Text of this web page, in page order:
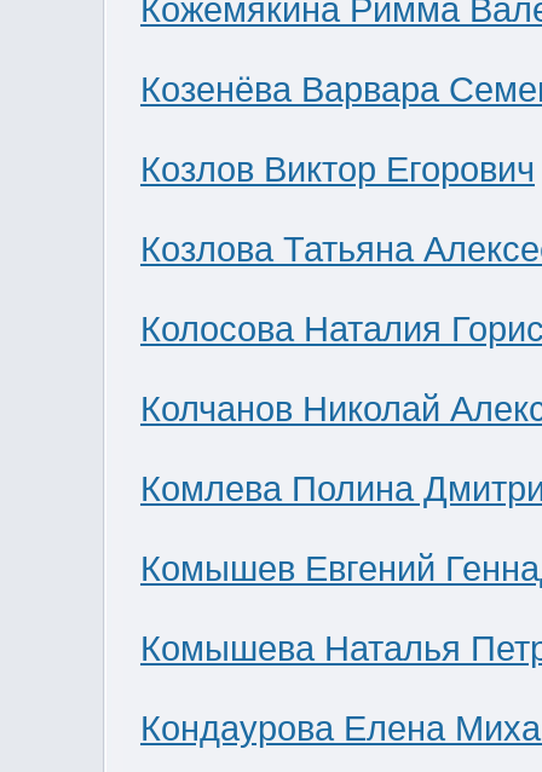
Кожемякина Римма
Козенёва Варвара
Козлов Виктор Егорович
Козлова Татьяна
Колосова Наталия
Колчанов Николай
Комлева Полина
Комышев Евгений
Комышева Наталья
Кондаурова Елена